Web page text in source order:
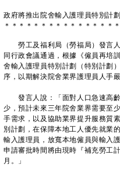
政府將推出院舍輸入護理員特別計
＊ ＊ ＊ ＊ ＊ ＊ ＊ ＊ ＊ ＊ ＊ ＊ ＊ ＊ ＊ ＊
勞工及福利局（勞福局）發言人
同行政會議通過，根據《僱員再培
舍輸入護理員特別計劃（特別計劃
序，以期解決院舍業界護理員人手
發言人說：「面對人口急速高齡
少，預計未來三年院舍業界需要至
手需求，以及協助業界提升服務質
別計劃，在保障本地工人優先就業
輸入護理員，放寬本地僱員與輸入
申請審批時間將由現時『補充勞工
月。」